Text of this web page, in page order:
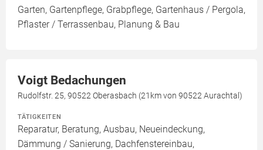
Garten, Gartenpflege, Grabpflege, Gartenhaus / Pergola,
Pflaster / Terrassenbau, Planung & Bau
Voigt Bedachungen
Rudolfstr. 25, 90522 Oberasbach (21km von 90522 Aurachtal)
TÄTIGKEITEN
Reparatur, Beratung, Ausbau, Neueindeckung,
Dämmung / Sanierung, Dachfenstereinbau,